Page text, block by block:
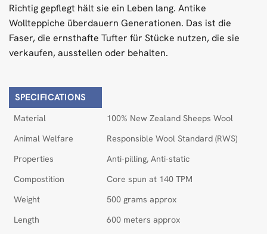
Richtig gepflegt hält sie ein Leben lang. Antike
Wollteppiche überdauern Generationen. Das ist die
Faser, die ernsthafte Tufter für Stücke nutzen, die sie
verkaufen, ausstellen oder behalten.
SPECIFICATIONS
Material
100% New Zealand Sheeps Wool
Animal Welfare
Responsible Wool Standard (RWS)
Properties
Anti-pilling, Anti-static
Compostition
Core spun at 140 TPM
Weight
500 grams approx
Length
600 meters approx